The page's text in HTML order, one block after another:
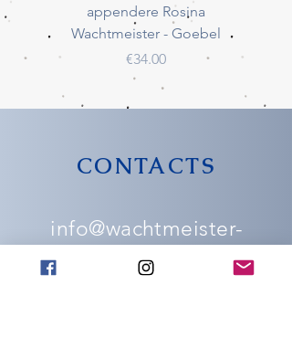
appendere Rosina
Wachtmeister - Goebel
Price
€34.00
CONTACTS
info@wachtmeister-
official.it